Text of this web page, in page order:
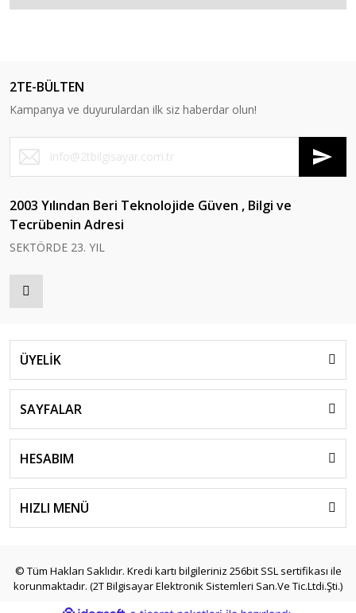
2TE-BÜLTEN
Kampanya ve duyurulardan ilk siz haberdar olun!
2003 Yılından Beri Teknolojide Güven , Bilgi ve
Tecrübenin Adresi
SEKTÖRDE 23. YIL
ÜYELİK
SAYFALAR
HESABIM
HIZLI MENÜ
© Tüm Hakları Saklıdır. Kredi kartı bilgileriniz 256bit SSL sertifikası ile
korunmaktadır. (2T Bilgisayar Elektronik Sistemleri San.Ve Tic.Ltdi.Şti.)